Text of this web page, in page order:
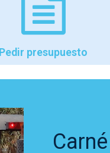
Pedir presupuesto